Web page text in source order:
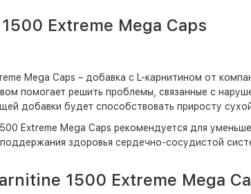
Extreme Mega Caps
Mega Caps – добавка с L-карнитином от
помогает решить проблемы, связанные с
добавки будет способствовать приросту
Extreme Mega Caps рекомендуется для
здоровья сердечно-сосудистой
1500 Extreme Mega